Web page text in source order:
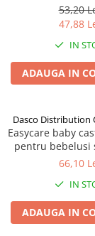
Produse anti-
Protectie solara
Altele-Produse
frumusete
Aparatura
Plasturi
Altele-Produse
Sanatatea
Tonice sexuale
53,20
47,88
IN
ADAUGA IN
Dasco Distribution
Easycare baby
pentru bebelusi
ani (EASY00257)
66,10
IN
ADAUGA IN